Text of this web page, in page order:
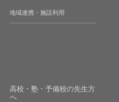
地域連携・施設利用
高校・塾・予備校の先生方
へ